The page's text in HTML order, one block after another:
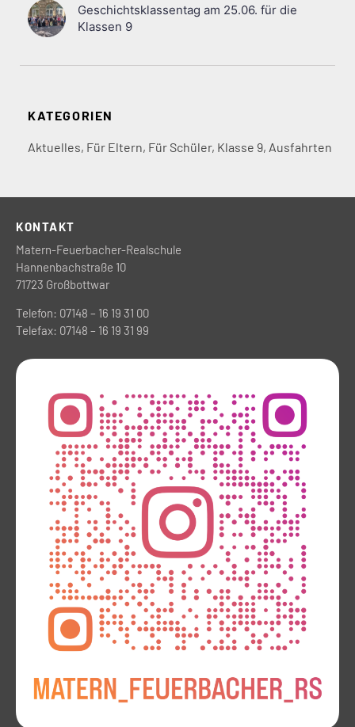
Geschichtsklassentag am 25.06. für die
Klassen 9
KATEGORIEN
Aktuelles, Für Eltern, Für Schüler, Klasse 9, Ausfahrten
KONTAKT
Matern-Feuerbacher-Realschule
Hannenbachstraße 10
71723 Großbottwar
Telefon: 07148 – 16 19 31 00
Telefax: 07148 – 16 19 31 99